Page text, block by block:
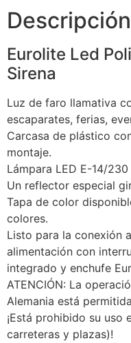
Descripción
Eurolite Led
Sirena
Luz de faro llamativa
escaparates, ferias,
Carcasa de plástico
montaje.
Lámpara LED E-14/
Un reflector especial
Tapa de color
colores.
Listo para la conexión
alimentación con
integrado y enchufe
ATENCIÓN: La
Alemania está
¡Está prohibido su uso
carreteras y plazas)!